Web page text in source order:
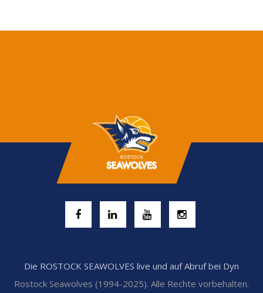
Die ROSTOCK SEAWOLVES live und auf Abruf bei Dyn
Rostock Seawolves (1994-2025). Alle Rechte vorbehalten.